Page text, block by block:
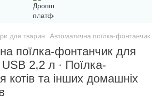
для тварин Автоматична поїлка-
поїлка-фонтанчик для
2,2 л ∙ Поїлка-
котів та інших домашніх